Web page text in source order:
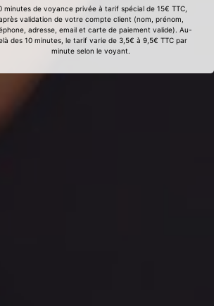
minutes de voyance privée à tarif spécial de 15€ TTC,
validation de votre compte client (nom, prénom,
adresse, email et carte de paiement valide). Au-
des 10 minutes, le tarif varie de 3,5€ à 9,5€ TTC par
minute selon le voyant.